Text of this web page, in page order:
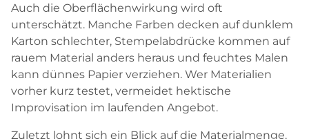
Auch die Oberflächenwirkung wird oft
unterschätzt. Manche Farben decken auf dunklem
Karton schlechter, Stempelabdrücke kommen auf
rauem Material anders heraus und feuchtes Malen
kann dünnes Papier verziehen. Wer Materialien
vorher kurz testet, vermeidet hektische
Improvisation im laufenden Angebot.
Zuletzt lohnt sich ein Blick auf die Materialmenge.